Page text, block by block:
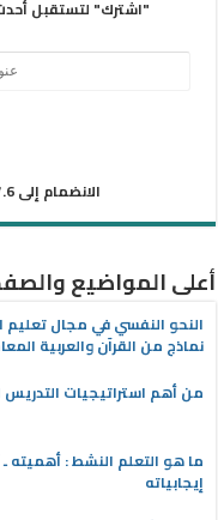
"اشترك" لتستقبل
الانضمام إلى 27.6 من آلاف المشتركين الآخرين
أعلى المواضيع
النحو النفسي في مجال تعليم
نماذج من القرآن والعربية
من أهم استراتيجيات التدريس
ما هو التعلم النشط : أهميته
إيجابياته